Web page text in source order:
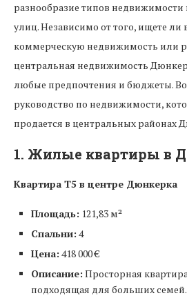
разнообразие типов
улиц. Независимо от того, ищете
коммерческую недвижимость или
центральная недвижимость
любые предпочтения и бюджеты.
руководство по недвижимости,
продается в центральных районах
1. Жилые квартиры в
Квартира T5 в центре Дюнкерка
Площадь: 121,83 м²
Спальни: 4
Цена: 418 000 €
Описание: Просторная
подходящая для больших